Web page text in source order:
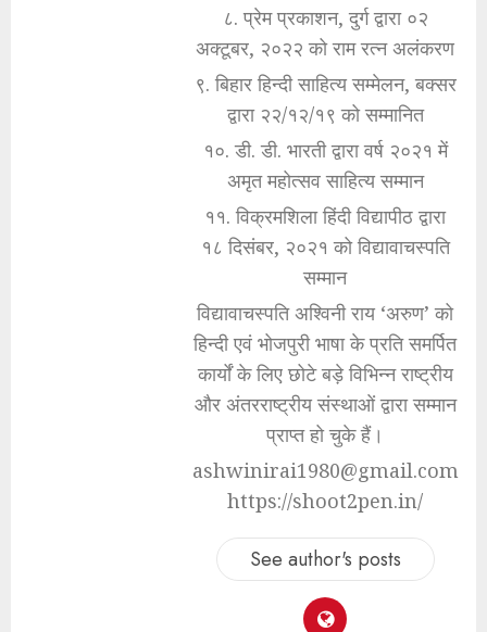
८. प्रेम प्रकाशन, दुर्ग द्वारा ०२
अक्टूबर, २०२२ को राम रत्न अलंकरण
९. बिहार हिन्दी साहित्य सम्मेलन, बक्सर
द्वारा २२/१२/१९ को सम्मानित
१०. डी. डी. भारती द्वारा वर्ष २०२१ में
अमृत महोत्सव साहित्य सम्मान
११. विक्रमशिला हिंदी विद्यापीठ द्वारा
१८ दिसंबर, २०२१ को विद्यावाचस्पति
सम्मान
विद्यावाचस्पति अश्विनी राय ‘अरुण’ को
हिन्दी एवं भोजपुरी भाषा के प्रति समर्पित
कार्यों के लिए छोटे बड़े विभिन्न राष्ट्रीय
और अंतरराष्ट्रीय संस्थाओं द्वारा सम्मान
प्राप्त हो चुके हैं।
ashwinirai1980@gmail.com
https://shoot2pen.in/
See author's posts